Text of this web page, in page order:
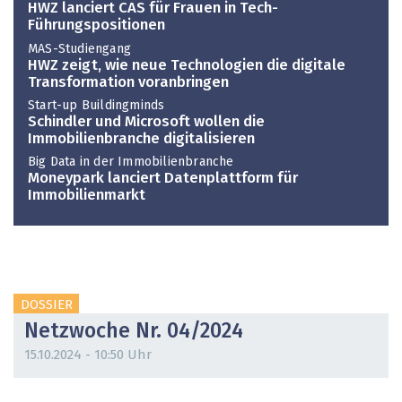
HWZ lanciert CAS für Frauen in Tech-
Führungspositionen
MAS-Studiengang
HWZ zeigt, wie neue Technologien die digitale
Transformation voranbringen
Start-up Buildingminds
Schindler und Microsoft wollen die
Immobilienbranche digitalisieren
Big Data in der Immobilienbranche
Moneypark lanciert Datenplattform für
Immobilienmarkt
DOSSIER
Netzwoche Nr. 04/2024
15.10.2024 - 10:50 Uhr